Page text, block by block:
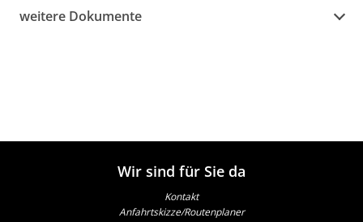
weitere Dokumente
Wir sind für Sie da
Kontakt
Anfahrtskizze/Routenplaner